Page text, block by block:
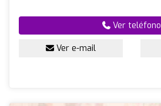
Ver teléfono
Ver e-mail